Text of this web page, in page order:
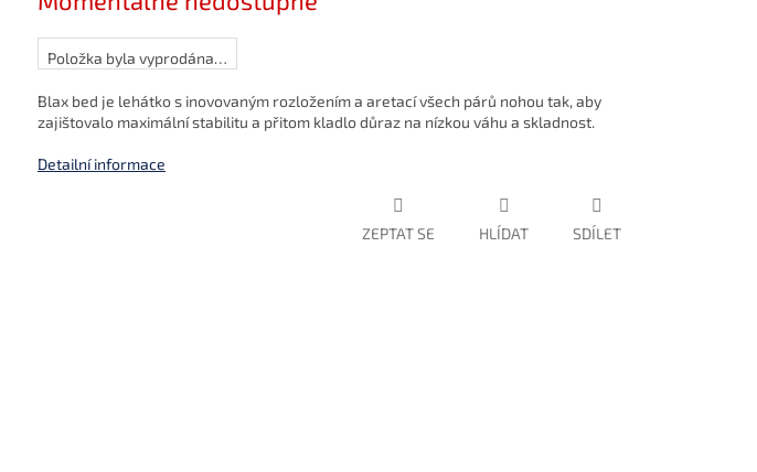
cena:
Položka byla vyprodána…
Blax bed je lehátko s inovovaným rozložením a aretací všech párů nohou tak, aby
zajištovalo maximální stabilitu a přitom kladlo důraz na nízkou váhu a skladnost.
Detailní informace
ZEPTAT SE HLÍDAT SDÍLET